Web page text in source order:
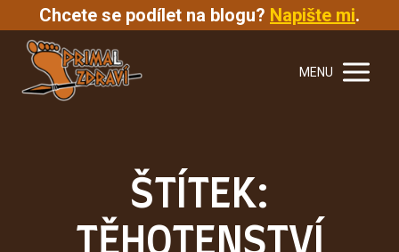
Chcete se podílet na blogu? Napište mi.
MENU
ŠTÍTEK:
TĚHOTENSTVÍ